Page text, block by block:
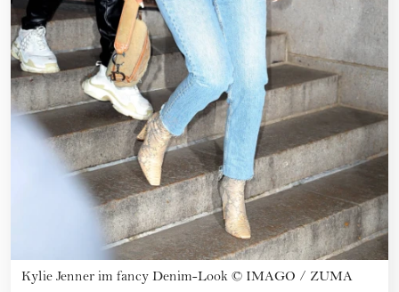
Kylie Jenner im fancy Denim-Look © IMAGO / ZUMA